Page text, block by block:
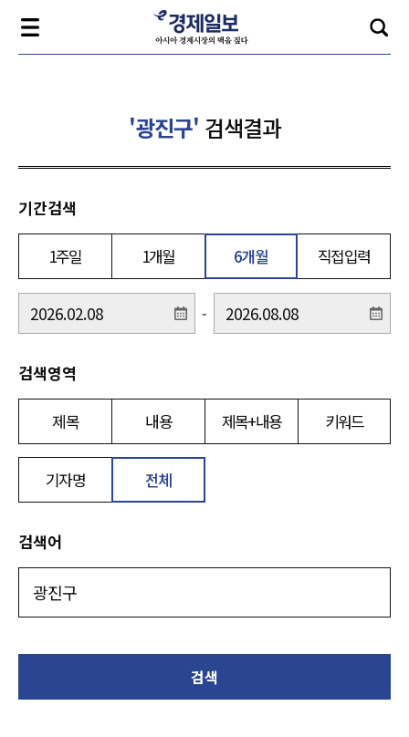
'광진구' 검색결과
기간검색
1주일 1개월 6개월 직접입력
-
검색영역
제목 내용 제목+내용 키워드
기자명 전체
검색어
검색